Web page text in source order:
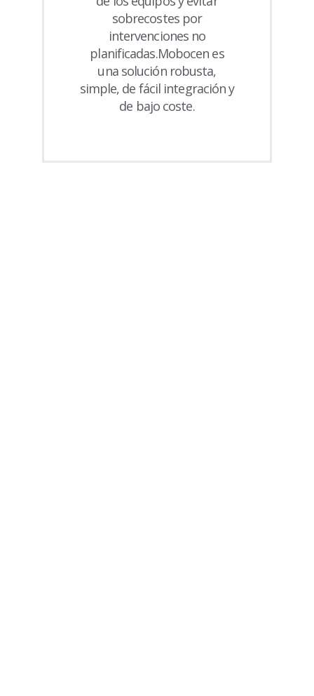
sobrecostes por
intervenciones no
planificadas.Mobocen es
una solución robusta,
simple, de fácil integración y
de bajo coste.